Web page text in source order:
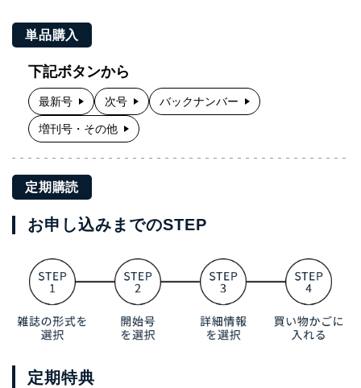
単品購入
下記ボタンから
最新号 次号 バックナンバー
増刊号・その他
定期購読
お申し込みまでのSTEP
定期特典